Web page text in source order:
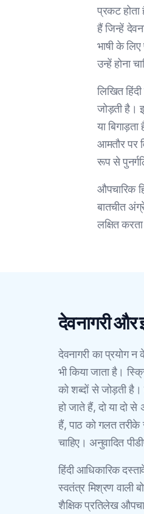
प्रकट
हैं जिन्हें
भाषी के
उन्हें होना
लिखित
जोड़ती है।
या
आमतौर पर
रूप से
औपचारिक
बातचीत
लक्षित
देवनागरी और
देवनागरी का प्रयोग
भी किया जाता है।
को शब्दों से जोड़ती
हो जाते हैं, दो या दो
हैं, पाठ को गलत तरीके
चाहिए। अनुवादित
हिंदी आधिकारिक
स्वतंत्र मिश्रण वाली
शैक्षिक प्रतिलेख